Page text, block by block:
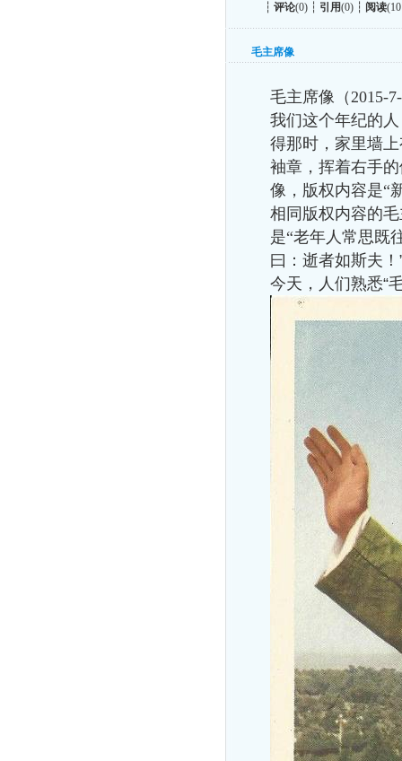
┆ 评论(0) ┆ 引用(0) ┆ 阅读
毛主席像
毛主席像（2015-
我们这个年纪的
得那时，家里墙
袖章，挥着右手
像，版权内容是“
相同版权内容的
是“老年人常思既
曰：逝者如斯夫
今天，人们熟悉“